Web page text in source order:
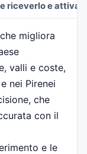
riceverlo e
migliora
valli e coste,
nei Pirenei
che
con il
e le